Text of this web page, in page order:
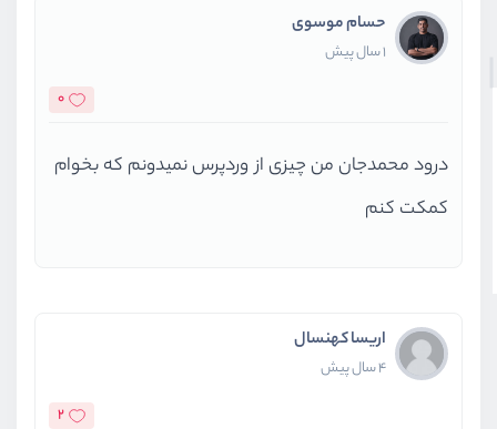
حسام موسوی
1 سال پیش
0
درود محمدجان من چیزی از وردپرس نمیدونم که بخوام
کمکت کنم
اریسا کهنسال
4 سال پیش
2